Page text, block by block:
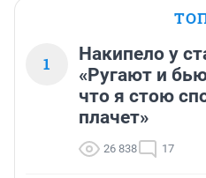
1
Накипело у
«Ругают и
что я стою
плачет»
26 838 17